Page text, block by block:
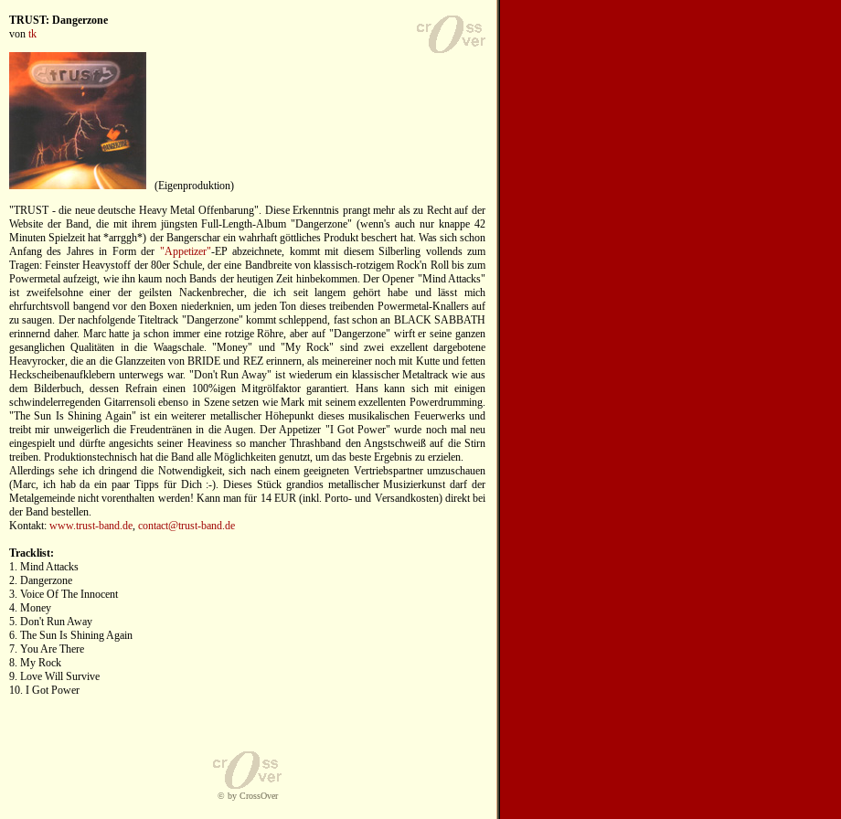
TRUST: Dangerzone
von tk
(Eigenproduktion)
"TRUST - die neue deutsche Heavy Metal Offenbarung". Diese Erkenntnis prangt mehr als zu Recht auf der
Website der Band, die mit ihrem jüngsten Full-Length-Album "Dangerzone" (wenn's auch nur knappe 42
Minuten Spielzeit hat *arrggh*) der Bangerschar ein wahrhaft göttliches Produkt beschert hat. Was sich schon
Anfang des Jahres in Form der "Appetizer"-EP abzeichnete, kommt mit diesem Silberling vollends zum
Tragen: Feinster Heavystoff der 80er Schule, der eine Bandbreite von klassisch-rotzigem Rock'n Roll bis zum
Powermetal aufzeigt, wie ihn kaum noch Bands der heutigen Zeit hinbekommen. Der Opener "Mind Attacks"
ist zweifelsohne einer der geilsten Nackenbrecher, die ich seit langem gehört habe und lässt mich
ehrfurchtsvoll bangend vor den Boxen niederknien, um jeden Ton dieses treibenden Powermetal-Knallers auf
zu saugen. Der nachfolgende Titeltrack "Dangerzone" kommt schleppend, fast schon an BLACK SABBATH
erinnernd daher. Marc hatte ja schon immer eine rotzige Röhre, aber auf "Dangerzone" wirft er seine ganzen
gesanglichen Qualitäten in die Waagschale. "Money" und "My Rock" sind zwei exzellent dargebotene
Heavyrocker, die an die Glanzzeiten von BRIDE und REZ erinnern, als meinereiner noch mit Kutte und fetten
Heckscheibenaufklebern unterwegs war. "Don't Run Away" ist wiederum ein klassischer Metaltrack wie aus
dem Bilderbuch, dessen Refrain einen 100%igen Mitgrölfaktor garantiert. Hans kann sich mit einigen
schwindelerregenden Gitarrensoli ebenso in Szene setzen wie Mark mit seinem exzellenten Powerdrumming.
"The Sun Is Shining Again" ist ein weiterer metallischer Höhepunkt dieses musikalischen Feuerwerks und
treibt mir unweigerlich die Freudentränen in die Augen. Der Appetizer "I Got Power" wurde noch mal neu
eingespielt und dürfte angesichts seiner Heaviness so mancher Thrashband den Angstschweiß auf die Stirn
treiben. Produktionstechnisch hat die Band alle Möglichkeiten genutzt, um das beste Ergebnis zu erzielen.
Allerdings sehe ich dringend die Notwendigkeit, sich nach einem geeigneten Vertriebspartner umzuschauen
(Marc, ich hab da ein paar Tipps für Dich :-). Dieses Stück grandios metallischer Musizierkunst darf der
Metalgemeinde nicht vorenthalten werden! Kann man für 14 EUR (inkl. Porto- und Versandkosten) direkt bei
der Band bestellen.
Kontakt: www.trust-band.de, contact@trust-band.de
Tracklist:
1. Mind Attacks
2. Dangerzone
3. Voice Of The Innocent
4. Money
5. Don't Run Away
6. The Sun Is Shining Again
7. You Are There
8. My Rock
9. Love Will Survive
10. I Got Power
© by CrossOver